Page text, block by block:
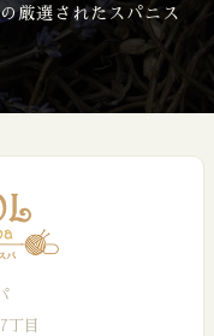
厳選されたスパニス
丁目